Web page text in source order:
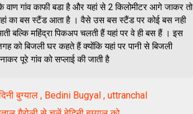
वाण गांव काफी बडा है और यहां से 2 किलोमीटर आगे जाकर तो
का बस स्टैंड आता है । वैसे उस बस स्टैंड पर कोई बस नही
बल्कि महिंद्रा पिकअप चलती हैं यहां पर वे ही बस हैं । इस
को बिजली घर कहते हैं क्योंकि यहां पर पानी से बिजली
पूरे गांव को सप्लाई की जाती है
बुग्याल , Bedini Bugyal , uttranchal